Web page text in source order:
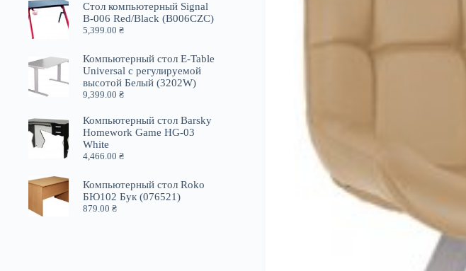
Стол компьютерный Signal
B-006 Red/Black (B006CZC)
5,399.00₴
Компьютерный стол E-Table
Universal с регулируемой
высотой Белый (3202W)
9,399.00₴
Компьютерный стол Barsky
Homework Game HG-03
White
4,466.00₴
Компьютерный стол Roko
БЮ102 Бук (076521)
879.00₴